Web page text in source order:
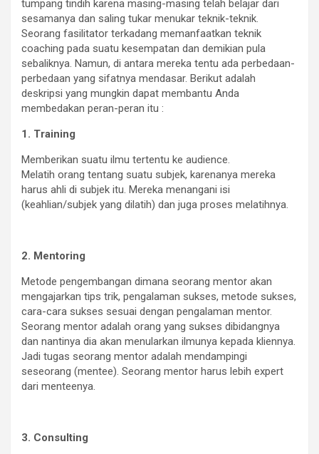
tumpang tindih karena masing-masing telah belajar dari
sesamanya dan saling tukar menukar teknik-teknik.
Seorang fasilitator terkadang memanfaatkan teknik
coaching pada suatu kesempatan dan demikian pula
sebaliknya. Namun, di antara mereka tentu ada perbedaan-
perbedaan yang sifatnya mendasar. Berikut adalah
deskripsi yang mungkin dapat membantu Anda
membedakan peran-peran itu :
1. Training
Memberikan suatu ilmu tertentu ke audience.
Melatih orang tentang suatu subjek, karenanya mereka
harus ahli di subjek itu. Mereka menangani isi
(keahlian/subjek yang dilatih) dan juga proses melatihnya.
2. Mentoring
Metode pengembangan dimana seorang mentor akan
mengajarkan tips trik, pengalaman sukses, metode sukses,
cara-cara sukses sesuai dengan pengalaman mentor.
Seorang mentor adalah orang yang sukses dibidangnya
dan nantinya dia akan menularkan ilmunya kepada kliennya.
Jadi tugas seorang mentor adalah mendampingi
seseorang (mentee). Seorang mentor harus lebih expert
dari menteenya.
3. Consulting